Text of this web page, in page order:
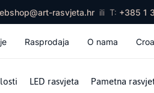
rasvjeta.hr ili T: +385 1
Rasprodaja O nama
LED rasvjeta Pametna